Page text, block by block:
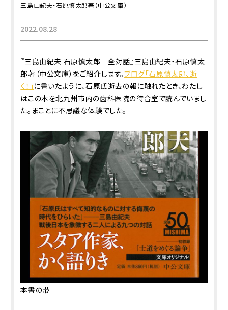
三島由紀夫・石原慎太郎著（中公文庫）
2022.08.28
『三島由紀夫 石原慎太郎 全対話』三島由紀夫・石原慎太
郎著（中公文庫）をご紹介します。ブログ「石原慎太郎、逝
く！」 に書いたように、石原氏逝去の報に触れたとき、わたし
はこの本を北九州市内の歯科医院の待合室で読んでいまし
た。まことに不思議な体験でした。
本書の帯